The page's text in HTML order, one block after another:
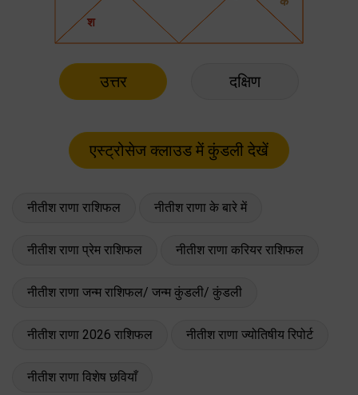
उत्तर दक्षिण
नीतीश राणा राशिफल नीतीश राणा के बारे में
नीतीश राणा प्रेम राशिफल नीतीश राणा करियर राशिफल
नीतीश राणा जन्म राशिफल/ जन्म कुंडली/ कुंडली
नीतीश राणा 2026 राशिफल नीतीश राणा ज्योतिषीय रिपोर्ट
नीतीश राणा विशेष छवियाँ